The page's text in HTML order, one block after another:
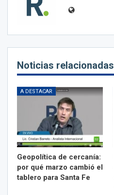
Noticias relacionadas
A DESTACAR
Geopolítica de cercanía:
por qué marzo cambió el
tablero para Santa Fe